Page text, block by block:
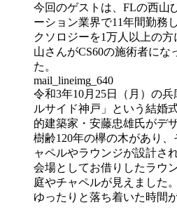
今回のゲストは、FLの西山
ーション業界で11年間勤務
クソロジーを1万人以上の
山さんがCS60の施術者にな
た。
mail_lineimg_640
令和3年10月25日（月）の
ルサイド神戸」という結婚
的建築家・安藤忠雄氏がデ
樹齢120年の欅の木があり
ャペルやラウンジが設計さ
会場としてお借りしたラウ
庭やチャペルが見えました
ゆったりと落ち着いた時間